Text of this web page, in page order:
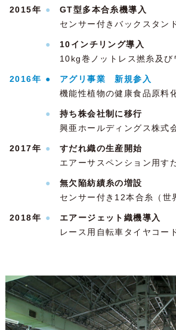
2015年 ●
GT型多本合糸機導入
センサー付きバックスタン
●
10インチリング導入
10kg巻ノットレス撚糸及び
2016年 ●
アグリ事業 新規参入
機能性植物の健康食品原料
●
持ち株会社制に移行
興亜ホールディングス株式
2017年 ●
すだれ織の生産開始
エアーサスペンション用す
●
無欠陥紡績糸の増設
センサー付き12本合糸（世
2018年 ●
エアージェット織機導入
レース用自転車タイヤコー